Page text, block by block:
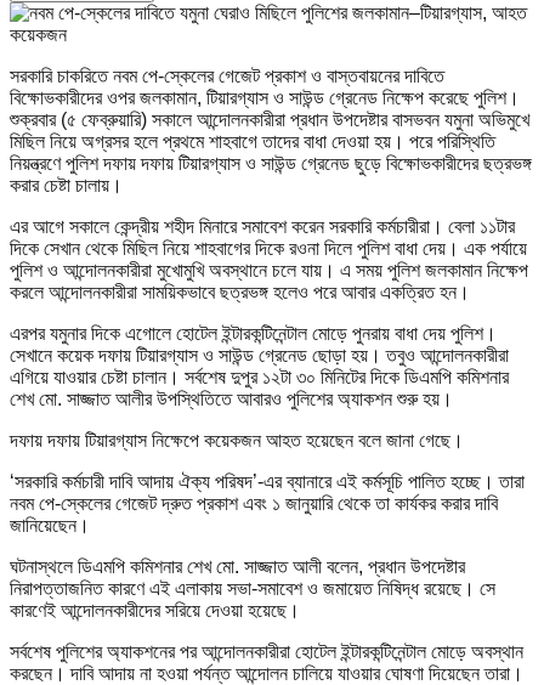
সরকারি চাকরিতে নবম পে-স্কেলের গেজেট প্রকাশ ও বাস্তবায়নের দাবিতে
বিক্ষোভকারীদের ওপর জলকামান, টিয়ারগ্যাস ও সাউন্ড গ্রেনেড নিক্ষেপ করেছে পুলিশ।
শুক্রবার (৫ ফেব্রুয়ারি) সকালে আন্দোলনকারীরা প্রধান উপদেষ্টার বাসভবন যমুনা অভিমুখে
মিছিল নিয়ে অগ্রসর হলে প্রথমে শাহবাগে তাদের বাধা দেওয়া হয়। পরে পরিস্থিতি
নিয়ন্ত্রণে পুলিশ দফায় দফায় টিয়ারগ্যাস ও সাউন্ড গ্রেনেড ছুড়ে বিক্ষোভকারীদের ছত্রভঙ্গ
করার চেষ্টা চালায়।
এর আগে সকালে কেন্দ্রীয় শহীদ মিনারে সমাবেশ করেন সরকারি কর্মচারীরা। বেলা ১১টার
দিকে সেখান থেকে মিছিল নিয়ে শাহবাগের দিকে রওনা দিলে পুলিশ বাধা দেয়। এক পর্যায়ে
পুলিশ ও আন্দোলনকারীরা মুখোমুখি অবস্থানে চলে যায়। এ সময় পুলিশ জলকামান নিক্ষেপ
করলে আন্দোলনকারীরা সাময়িকভাবে ছত্রভঙ্গ হলেও পরে আবার একত্রিত হন।
এরপর যমুনার দিকে এগোলে হোটেল ইন্টারকন্টিনেন্টাল মোড়ে পুনরায় বাধা দেয় পুলিশ।
সেখানে কয়েক দফায় টিয়ারগ্যাস ও সাউন্ড গ্রেনেড ছোড়া হয়। তবুও আন্দোলনকারীরা
এগিয়ে যাওয়ার চেষ্টা চালান। সর্বশেষ দুপুর ১২টা ৩০ মিনিটের দিকে ডিএমপি কমিশনার
শেখ মো. সাজ্জাত আলীর উপস্থিতিতে আবারও পুলিশের অ্যাকশন শুরু হয়।
দফায় দফায় টিয়ারগ্যাস নিক্ষেপে কয়েকজন আহত হয়েছেন বলে জানা গেছে।
‘সরকারি কর্মচারী দাবি আদায় ঐক্য পরিষদ’-এর ব্যানারে এই কর্মসূচি পালিত হচ্ছে। তারা
নবম পে-স্কেলের গেজেট দ্রুত প্রকাশ এবং ১ জানুয়ারি থেকে তা কার্যকর করার দাবি
জানিয়েছেন।
ঘটনাস্থলে ডিএমপি কমিশনার শেখ মো. সাজ্জাত আলী বলেন, প্রধান উপদেষ্টার
নিরাপত্তাজনিত কারণে এই এলাকায় সভা-সমাবেশ ও জমায়েত নিষিদ্ধ রয়েছে। সে
কারণেই আন্দোলনকারীদের সরিয়ে দেওয়া হয়েছে।
সর্বশেষ পুলিশের অ্যাকশনের পর আন্দোলনকারীরা হোটেল ইন্টারকন্টিনেন্টাল মোড়ে অবস্থান
করছেন। দাবি আদায় না হওয়া পর্যন্ত আন্দোলন চালিয়ে যাওয়ার ঘোষণা দিয়েছেন তারা।